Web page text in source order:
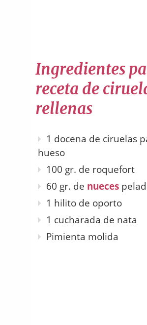
Ingredientes
receta de
rellenas
1 docena de ciruelas
hueso
100 gr. de roquefort
60 gr. de nueces
1 hilito de oporto
1 cucharada de nata
Pimienta molida